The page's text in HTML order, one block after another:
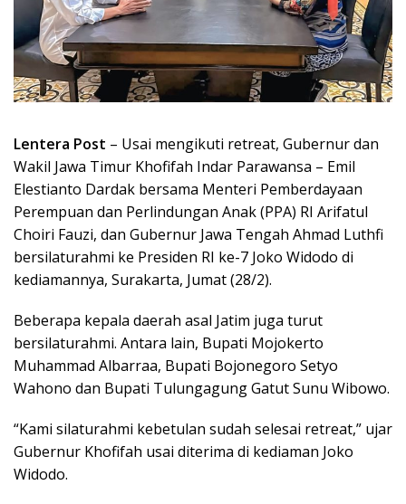
Lentera Post – Usai mengikuti retreat, Gubernur dan
Wakil Jawa Timur Khofifah Indar Parawansa – Emil
Elestianto Dardak bersama Menteri Pemberdayaan
Perempuan dan Perlindungan Anak (PPA) RI Arifatul
Choiri Fauzi, dan Gubernur Jawa Tengah Ahmad Luthfi
bersilaturahmi ke Presiden RI ke-7 Joko Widodo di
kediamannya, Surakarta, Jumat (28/2).
Beberapa kepala daerah asal Jatim juga turut
bersilaturahmi. Antara lain, Bupati Mojokerto
Muhammad Albarraa, Bupati Bojonegoro Setyo
Wahono dan Bupati Tulungagung Gatut Sunu Wibowo.
“Kami silaturahmi kebetulan sudah selesai retreat,” ujar
Gubernur Khofifah usai diterima di kediaman Joko
Widodo.